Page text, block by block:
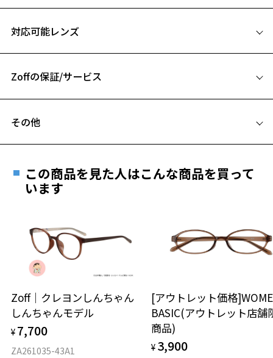
お気に入り
お気に入りに追加済です。
仲良しな二人の姿がそばにあれば、いつだって元気をもらえそう！
トレンドのコンビフレームをベースに、リボンやドットのあしらいを
※柄や色味の出方に個体差があり、画像と異なる場合がございます。
B ブリッジ(鼻部分)の横幅：20mm
お持ちのZoffメガネサイズを確認するには？
仕上がり寸法
D 仕上がりの横幅：約143mm
対応可能レンズ
フレームとレンズの合計料金を知りたい方へ
Zoffの保証/サービス
安心1 フレーム１年間品質保証
きます。
※保証期間内に交換が行われた場合、保証期間は初期の期間から
延長されません。
安心2 視力測定無料
視力の変化を早めに発見するために、定期的な視
力測定をおすすめいたします。
その他
ご希望のお客さまは、「レンズ交換券」をお選びのうえ、
最寄りのZoff実店舗にてレンズをお買い求めください。
※サングラスやパッケージ品では「レンズ交換券」はお選び
談ください。
＜メガネの度数情報がわからない方へ＞
オンラインストアでフレームのみ購入して、
実店舗で度付きにできます
ご購入時に「レンズ交換券」をお選びいただくと、実店舗で
度数を測定のうえ、度付きレンズ（標準セットレンズ）へ無
この商品を見た人はこんな商品を買って
います
Zoff｜クレヨンしんちゃん
しんちゃんモデル
¥ 7,700
ZA261035-43A1
[アウトレット価格
BASIC(アウトレット店舗
商品)
¥ 3,900